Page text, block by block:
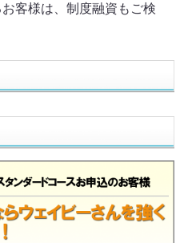
客様は、制度融資もご検